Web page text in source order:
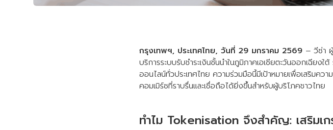
กรุงเทพฯ, ประเทศไทย, วันที่ 29 มกราคม 2569 – วีซ่า ผู้
บริการระบบรับชำระเงินชั้นนำในภูมิภาคเอเชียตะวันออกเฉีย
ออนไลน์ทั่วประเทศไทย ความร่วมมือนี้มีเป้าหมายเพื่อเสริมค
คอมเมิร์ซที่ราบรื่นและเชื่อถือได้ยิ่งขึ้นสำหรับผู้บริโภคชาวไทย
ทำไม Tokenisation จึงสำคัญ: เสริมเก